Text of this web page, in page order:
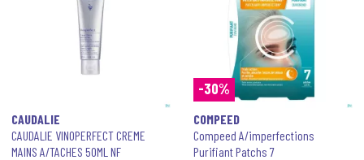
CAUDALIE
CAUDALIE VINOPERFECT CREME
MAINS A/TACHES 50ML NF
-30%
COMPEED
Compeed A/imperfections
Purifiant Patchs 7